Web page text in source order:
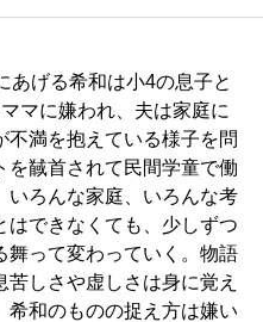
あげる希和は小4の息子と
マに嫌われ、夫は家庭に
不満を抱えている様子を問
を馘首されて民間学童で働
いろんな家庭、いろんな考
はできなくても、少しずつ
舞って変わっていく。物語
しさや虚しさは身に覚え
希和のものの捉え方は嫌い